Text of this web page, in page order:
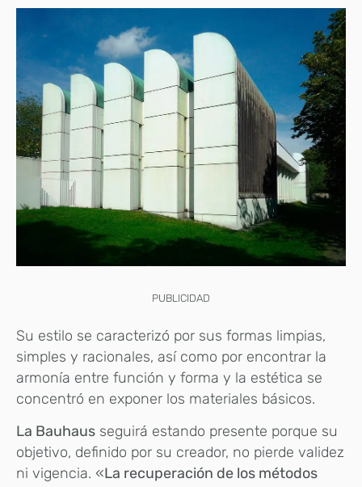
PUBLICIDAD
Su estilo se caracterizó por sus formas limpias,
simples y racionales, así como por encontrar la
armonía entre función y forma y la estética se
concentró en exponer los materiales básicos.
La Bauhaus seguirá estando presente porque su
objetivo, definido por su creador, no pierde validez
ni vigencia. «La recuperación de los métodos